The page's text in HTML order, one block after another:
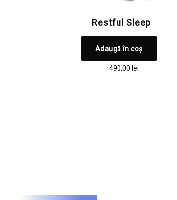
Restful Sleep
Adaugă în coș
490,00 lei